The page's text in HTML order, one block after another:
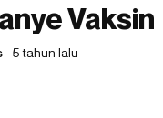
Vaksin
5 tahun lalu